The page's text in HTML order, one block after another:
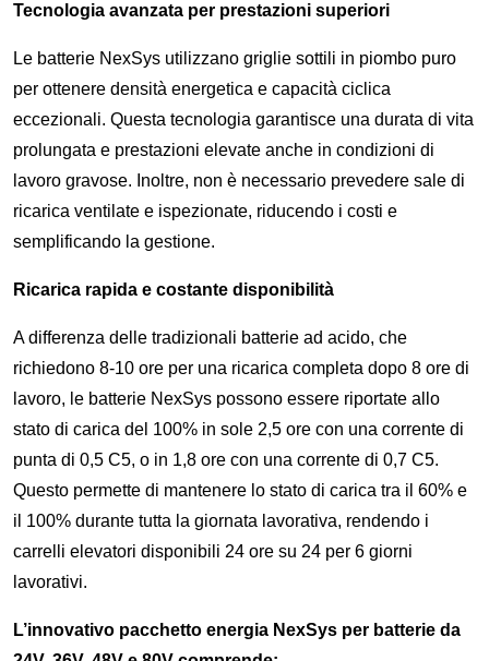
Tecnologia avanzata per prestazioni superiori
Le batterie NexSys utilizzano griglie sottili in piombo puro
per ottenere densità energetica e capacità ciclica
eccezionali. Questa tecnologia garantisce una durata di vita
prolungata e prestazioni elevate anche in condizioni di
lavoro gravose. Inoltre, non è necessario prevedere sale di
ricarica ventilate e ispezionate, riducendo i costi e
semplificando la gestione.
Ricarica rapida e costante disponibilità
A differenza delle tradizionali batterie ad acido, che
richiedono 8-10 ore per una ricarica completa dopo 8 ore di
lavoro, le batterie NexSys possono essere riportate allo
stato di carica del 100% in sole 2,5 ore con una corrente di
punta di 0,5 C5, o in 1,8 ore con una corrente di 0,7 C5.
Questo permette di mantenere lo stato di carica tra il 60% e
il 100% durante tutta la giornata lavorativa, rendendo i
carrelli elevatori disponibili 24 ore su 24 per 6 giorni
lavorativi.
L’innovativo pacchetto energia NexSys per batterie da